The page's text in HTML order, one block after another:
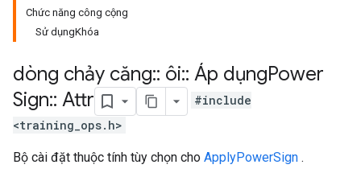
Chức năng công cộng
Sử dụngKhóa
dòng chảy căng:: ôi:: Áp dụngPower
Sign:: Attr
#include
<training_ops.h>
Bộ cài đặt thuộc tính tùy chọn cho ApplyPowerSign .